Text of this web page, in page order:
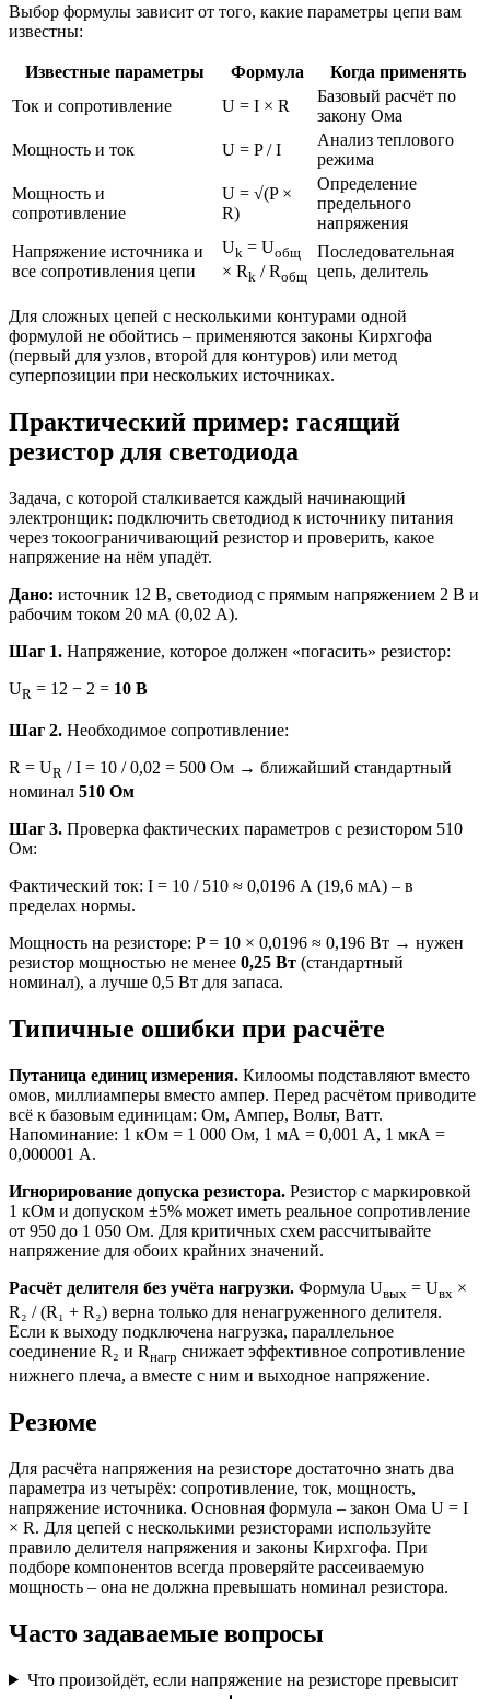
Выбор формулы зависит от того, какие параметры цепи вам
известны:
Известные параметры Формула
Когда применять
Ток и сопротивление
U = I × R
Базовый расчёт по
закону Ома
Мощность и ток
U = P / I
Анализ теплового
режима
Мощность и
сопротивление
U = √(P ×
R)
Определение
предельного
напряжения
Напряжение источника и
все сопротивления цепи
Uk = Uобщ
× Rk / Rобщ
Последовательная
цепь, делитель
Для сложных цепей с несколькими контурами одной
формулой не обойтись – применяются законы Кирхгофа
(первый для узлов, второй для контуров) или метод
суперпозиции при нескольких источниках.
Практический пример: гасящий
резистор для светодиода
Задача, с которой сталкивается каждый начинающий
электронщик: подключить светодиод к источнику питания
через токоограничивающий резистор и проверить, какое
напряжение на нём упадёт.
Дано: источник 12 В, светодиод с прямым напряжением 2 В и
рабочим током 20 мА (0,02 А).
Шаг 1. Напряжение, которое должен «погасить» резистор:
UR = 12 − 2 = 10 В
Шаг 2. Необходимое сопротивление:
R = UR / I = 10 / 0,02 = 500 Ом → ближайший стандартный
номинал 510 Ом
Шаг 3. Проверка фактических параметров с резистором 510
Ом:
Фактический ток: I = 10 / 510 ≈ 0,0196 А (19,6 мА) – в
пределах нормы.
Мощность на резисторе: P = 10 × 0,0196 ≈ 0,196 Вт → нужен
резистор мощностью не менее 0,25 Вт (стандартный
номинал), а лучше 0,5 Вт для запаса.
Типичные ошибки при расчёте
Путаница единиц измерения. Килоомы подставляют вместо
омов, миллиамперы вместо ампер. Перед расчётом приводите
всё к базовым единицам: Ом, Ампер, Вольт, Ватт.
Напоминание: 1 кОм = 1 000 Ом, 1 мА = 0,001 А, 1 мкА =
0,000001 А.
Игнорирование допуска резистора. Резистор с маркировкой
1 кОм и допуском ±5% может иметь реальное сопротивление
от 950 до 1 050 Ом. Для критичных схем рассчитывайте
напряжение для обоих крайних значений.
Расчёт делителя без учёта нагрузки. Формула Uвых = Uвх ×
R₂ / (R₁ + R₂) верна только для ненагруженного делителя.
Если к выходу подключена нагрузка, параллельное
соединение R₂ и Rнагр снижает эффективное сопротивление
нижнего плеча, а вместе с ним и выходное напряжение.
Резюме
Для расчёта напряжения на резисторе достаточно знать два
параметра из четырёх: сопротивление, ток, мощность,
напряжение источника. Основная формула – закон Ома U = I
× R. Для цепей с несколькими резисторами используйте
правило делителя напряжения и законы Кирхгофа. При
подборе компонентов всегда проверяйте рассеиваемую
мощность – она не должна превышать номинал резистора.
Часто задаваемые вопросы
Что произойдёт, если напряжение на резисторе превысит